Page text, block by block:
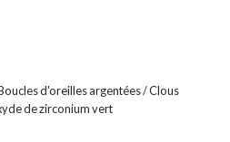
d'oreilles argentées/ Clous
de zirconium vert